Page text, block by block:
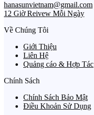
hanasunvietnam@gmail.com
12 Giờ Reivew Mỗi Ngày
Về Chúng Tôi
Giới Thiệu
Liên Hệ
Quảng cáo & Hợp Tác
Chính Sách
Chính Sách Bảo Mật
Điều Khoản Sử Dụng